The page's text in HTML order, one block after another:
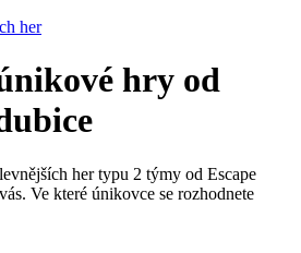
her
hry od
her typu 2 týmy od Escape
Ve které únikovce se rozhodnete